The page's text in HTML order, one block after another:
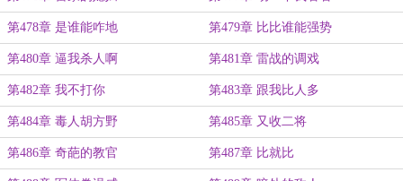
第478章 是谁能咋地 第479章 比比谁能强势
第480章 逼我杀人啊 第481章 雷战的调戏
第482章 我不打你 第483章 跟我比人多
第484章 毒人胡方野 第485章 又收二将
第486章 奇葩的教官 第487章 比就比